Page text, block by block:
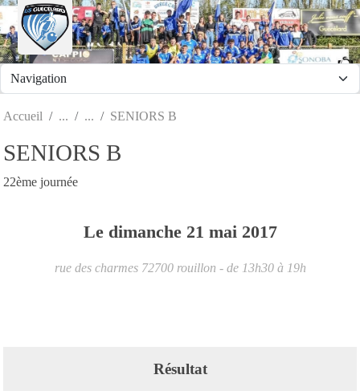
Accueil SENIORS B
SENIORS B
22ème journée
Le dimanche 21 mai 2017
rue des charmes 72700 rouillon - de 13h30 à 19h
Résultat
Panneau de gestion des cookies